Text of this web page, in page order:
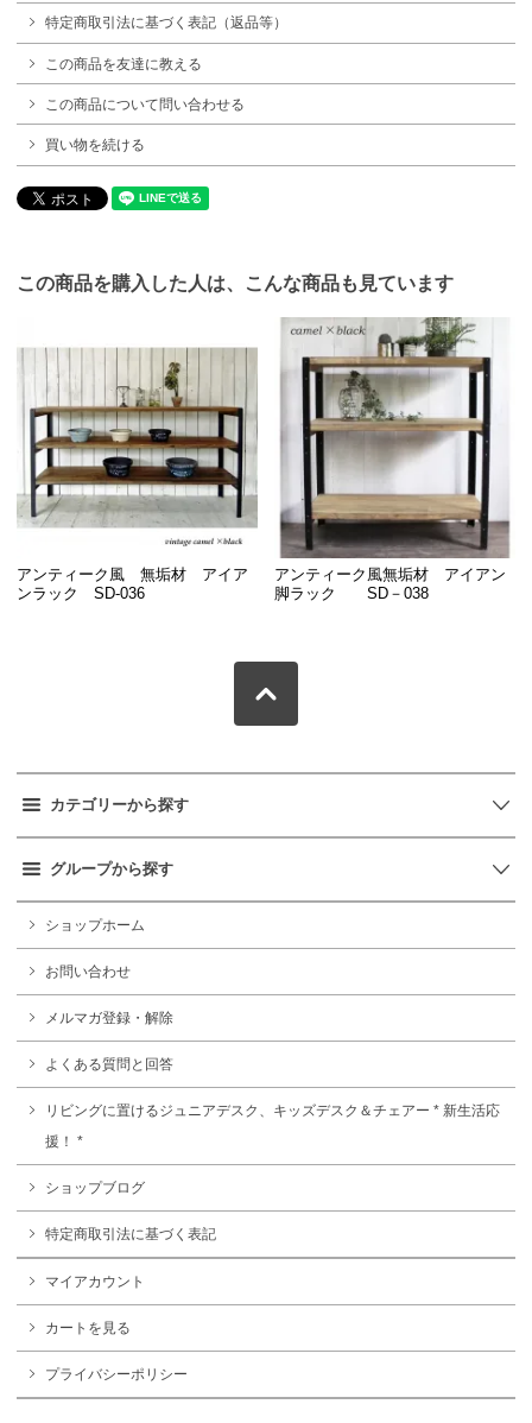
特定商取引法に基づく表記（返品等）
この商品を友達に教える
この商品について問い合わせる
買い物を続ける
この商品を購入した人は、こんな商品も見ています
アンティーク風 無垢材 アイア
ンラック SD-036
アンティーク風無垢材 アイアン
脚ラック SD－038
カテゴリーから探す
グループから探す
ショップホーム
お問い合わせ
メルマガ登録・解除
よくある質問と回答
リビングに置けるジュニアデスク、キッズデスク＆チェアー * 新生活応
援！ *
ショップブログ
特定商取引法に基づく表記
マイアカウント
カートを見る
プライバシーポリシー